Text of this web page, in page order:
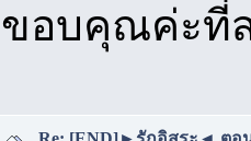
ขอบคุณค่ะที่